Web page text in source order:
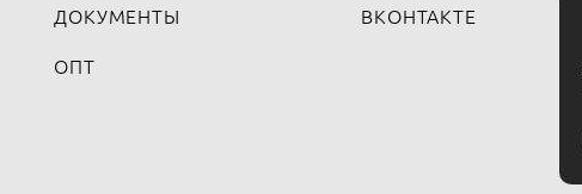
ДОКУМЕНТЫ
ОПТ
ВКОНТАКТЕ